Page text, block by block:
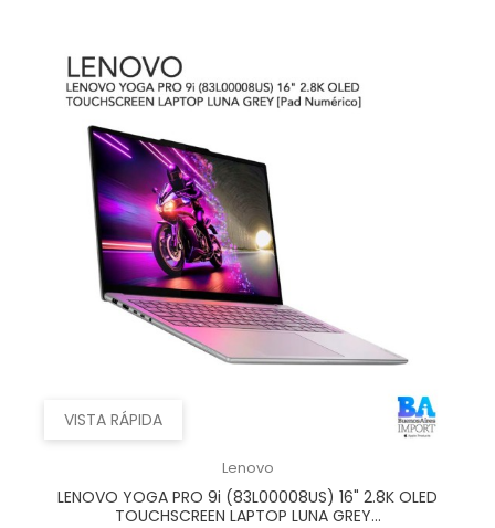
VISTA RÁPIDA
Lenovo
LENOVO YOGA PRO 9i (83L00008US) 16" 2.8K OLED
TOUCHSCREEN LAPTOP LUNA GREY...